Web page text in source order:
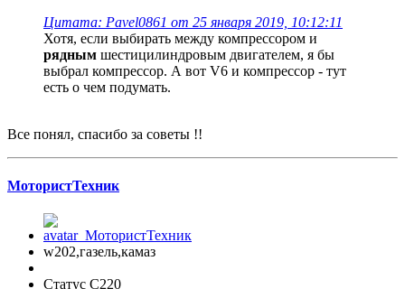
Цитата: Pavel0861 от 25 января 2019, 10:12:11
Хотя, если выбирать между компрессором и
рядным шестицилиндровым двигателем, я бы
выбрал компрессор. А вот V6 и компрессор - тут
есть о чем подумать.
Все понял, спасибо за советы !!
МотористТехник
w202,газель,камаз
Статус C220